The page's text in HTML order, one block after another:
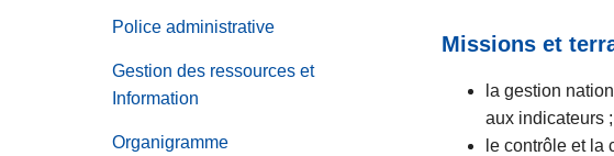
Police administrative
Gestion des ressources et
Information
Organigramme
Missions et
la gestion
aux indicateurs ;
le contrôle et la